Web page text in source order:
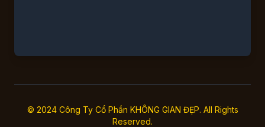
© 2024 Công Ty Cổ Phần KHÔNG GIAN ĐẸP. All Rights
Reserved.